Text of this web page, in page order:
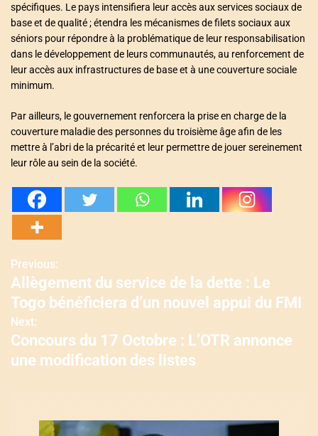
spécifiques. Le pays intensifiera leur accès aux services sociaux de
base et de qualité ; étendra les mécanismes de filets sociaux aux
séniors pour répondre à la problématique de leur responsabilisation
dans le développement de leurs communautés, au renforcement de
leur accès aux infrastructures de base et à une couverture sociale
minimum.
Par ailleurs, le gouvernement renforcera la prise en charge de la
couverture maladie des personnes du troisième âge afin de les
mettre à l’abri de la précarité et leur permettre de jouer sereinement
leur rôle au sein de la société.
N
a
v
i
Previous:
Allègement du service de la dette : Le
Togo bénéficiera d’un nouvel appui du FMI
Next:
Concours du 17 Octobre : L’OTR annonce
une modification des listes